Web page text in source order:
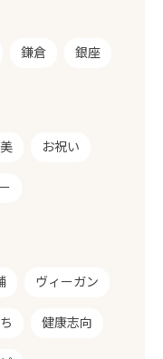
鎌倉 銀座
お祝い
ヴィーガン
健康志向